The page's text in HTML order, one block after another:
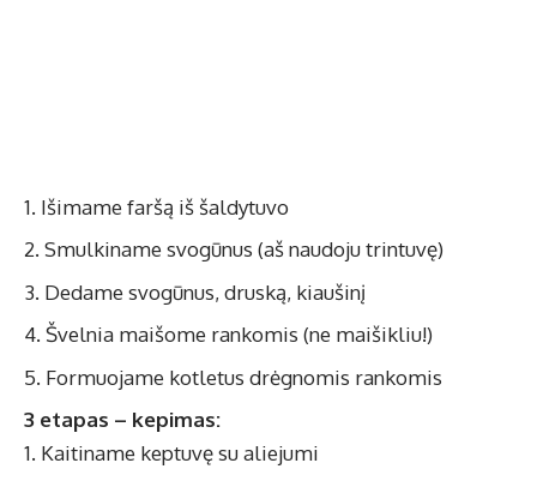
Išimame faršą iš šaldytuvo
Smulkiname svogūnus (aš naudoju trintuvę)
Dedame svogūnus, druską, kiaušinį
Švelnia maišome rankomis (ne maišikliu!)
Formuojame kotletus drėgnomis rankomis
3 etapas – kepimas:
Kaitiname keptuvę su aliejumi